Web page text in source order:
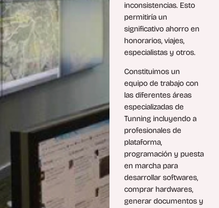
inconsistencias. Esto
permitiría un
significativo ahorro en
honorarios, viajes,
especialistas y otros.
Constituimos un
equipo de trabajo con
las diferentes áreas
especializadas de
Tunning incluyendo a
profesionales de
plataforma,
programación y puesta
en marcha para
desarrollar softwares,
comprar hardwares,
generar documentos y